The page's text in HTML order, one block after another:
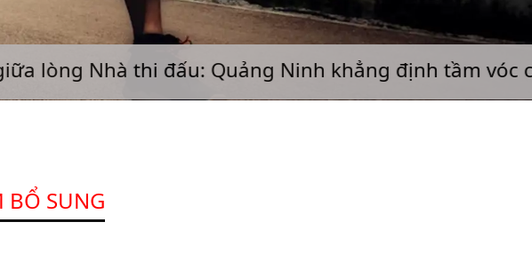
thi đấu: Quảng Ninh khẳng định tầm vóc chuyên
BỔ SUNG